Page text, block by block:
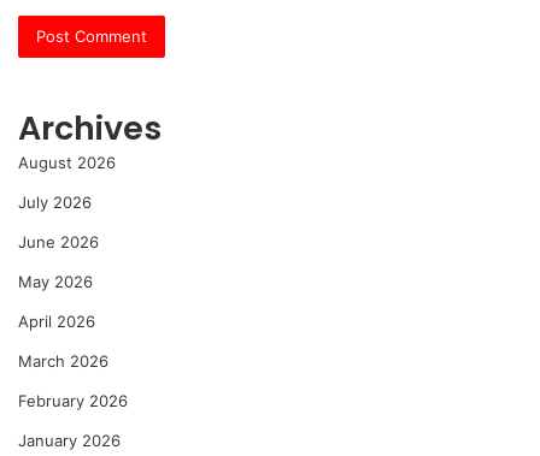
Archives
August 2026
July 2026
June 2026
May 2026
April 2026
March 2026
February 2026
January 2026